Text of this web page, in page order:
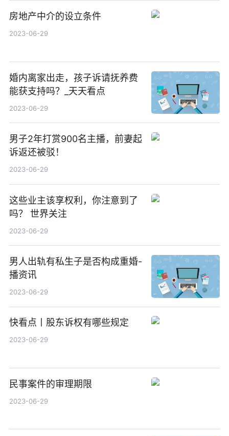
房地产中介的设立条件
2023-06-29
婚内离家出走，孩子诉请抚养费
能获支持吗？_天天看点
2023-06-29
男子2年打赏900名主播，前妻起
诉返还被驳！
2023-06-29
这些业主该享权利，你注意到了
吗？ 世界关注
2023-06-29
男人出轨有私生子是否构成重婚-
播资讯
2023-06-29
快看点丨股东诉权有哪些规定
2023-06-29
民事案件的审理期限
2023-06-29